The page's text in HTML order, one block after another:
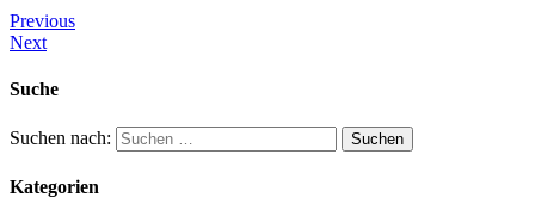
Previous
Next
Suche
Suchen nach:
Kategorien